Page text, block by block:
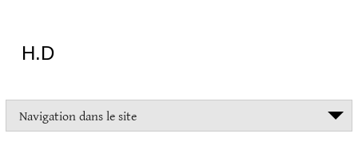
H.D
Navigation dans le site